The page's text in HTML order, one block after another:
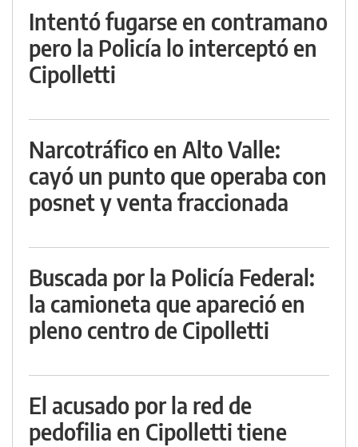
Intentó fugarse en contramano
pero la Policía lo interceptó en
Cipolletti
Narcotráfico en Alto Valle:
cayó un punto que operaba con
posnet y venta fraccionada
Buscada por la Policía Federal:
la camioneta que apareció en
pleno centro de Cipolletti
El acusado por la red de
pedofilia en Cipolletti tiene